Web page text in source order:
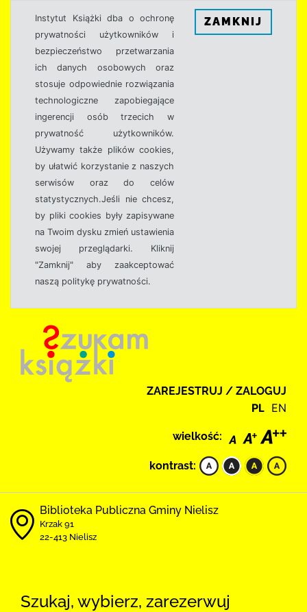
Instytut Książki dba o ochronę
prywatności użytkowników i
bezpieczeństwo przetwarzania
ich danych osobowych oraz
stosuje odpowiednie rozwiązania
technologiczne zapobiegające
ingerencji osób trzecich w
prywatność użytkowników.
Używamy także plików cookies,
by ułatwić korzystanie z naszych
serwisów oraz do celów
statystycznych.Jeśli nie chcesz,
by pliki cookies były zapisywane
na Twoim dysku zmień ustawienia
swojej przeglądarki. Kliknij
"Zamknij" aby zaakceptować
naszą politykę prywatności.
ZAMKNIJ
ZAREJESTRUJ / ZALOGUJ
PL EN
wielkość:
kontrast:
Biblioteka Publiczna Gminy Nielisz
Krzak 91
22-413 Nielisz
Szukaj, wybierz, zarezerwuj